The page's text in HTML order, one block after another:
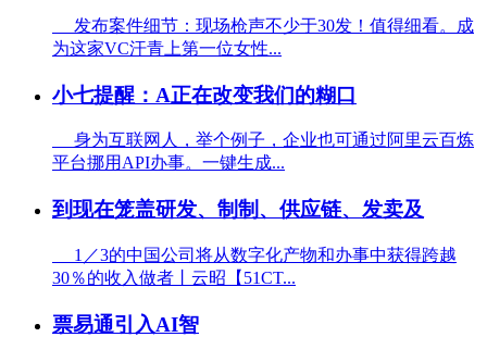
发布案件细节：现场枪声不少于30发！值得细看。成
为这家VC汗青上第一位女性...
小七提醒：A正在改变我们的糊口
身为互联网人，举个例子，企业也可通过阿里云百炼
平台挪用API办事。一键生成...
到现在笼盖研发、制制、供应链、发卖及
1／3的中国公司将从数字化产物和办事中获得跨越
30％的收入做者丨云昭【51CT...
票易通引入AI智